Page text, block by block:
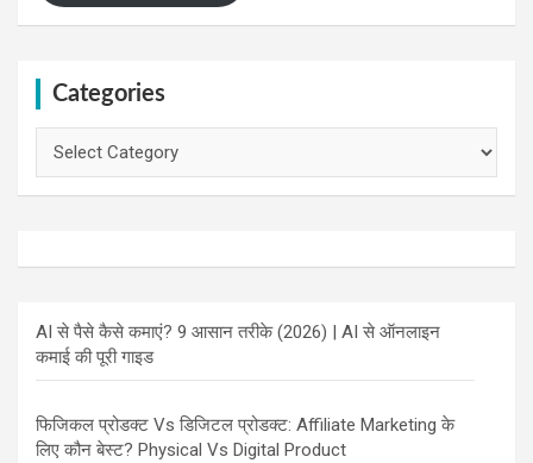
Categories
AI से पैसे कैसे कमाएं? 9 आसान तरीके (2026) | AI से ऑनलाइन
कमाई की पूरी गाइड
फिजिकल प्रोडक्ट Vs डिजिटल प्रोडक्ट: Affiliate Marketing के
लिए कौन बेस्ट? Physical Vs Digital Product